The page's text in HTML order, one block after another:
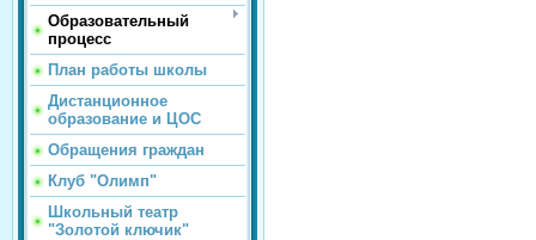
Образовательный
процесс
План работы школы
Дистанционное
образование и ЦОС
Обращения граждан
Клуб "Олимп"
Школьный театр
"Золотой ключик"